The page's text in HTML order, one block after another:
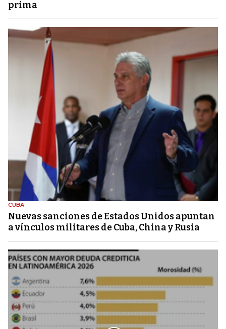
prima
CUBA
Nuevas sanciones de Estados Unidos apuntan
a vínculos militares de Cuba, China y Rusia